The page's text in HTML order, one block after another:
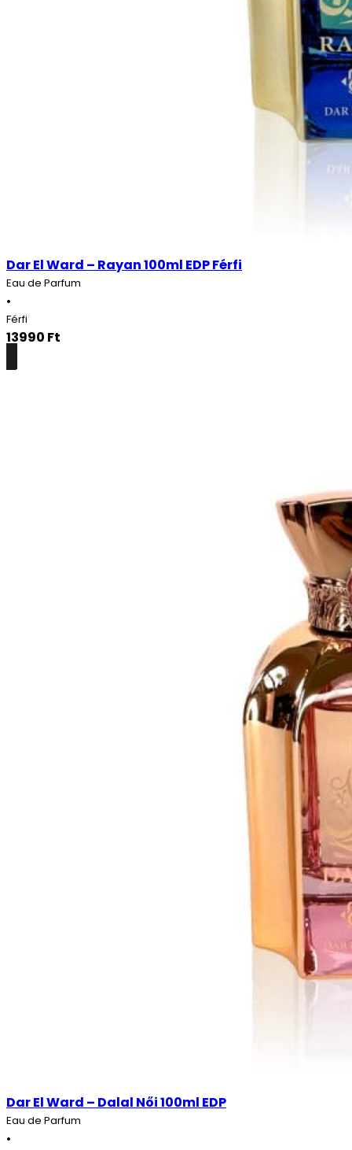
Dar El Ward – Rayan 100ml EDP Férfi
Eau de Parfum
•
Férfi
13990 Ft
Részletek
Dar El Ward – Dalal Női 100ml EDP
Eau de Parfum
•